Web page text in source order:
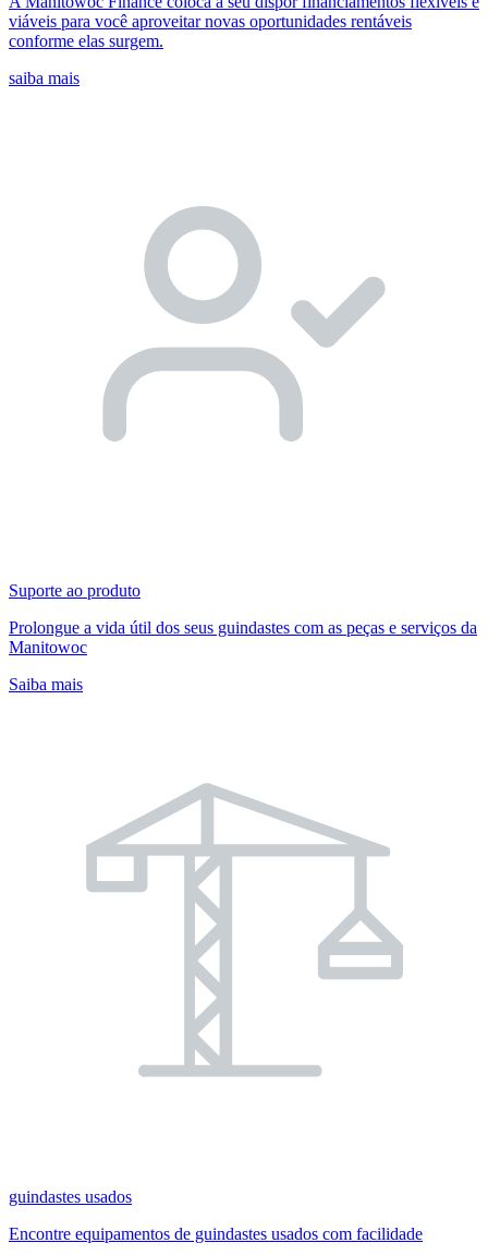
viáveis para você aproveitar novas oportunidades rentáveis
conforme elas surgem.
saiba mais
Suporte ao produto
Prolongue a vida útil dos seus guindastes com as peças e serviços da
Manitowoc
Saiba mais
guindastes usados
Encontre equipamentos de guindastes usados com facilidade